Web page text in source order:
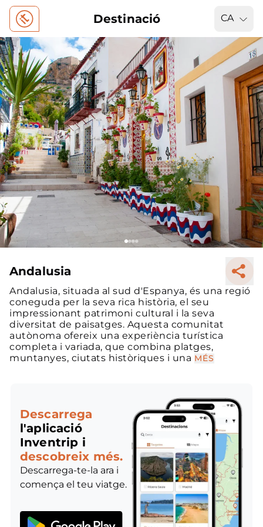
Destinació CA
Andalusia
Andalusia, situada al sud d'Espanya, és una regió
coneguda per la seva rica història, el seu
impressionant patrimoni cultural i la seva
diversitat de paisatges. Aquesta comunitat
autònoma ofereix una experiència turística
completa i variada, que combina platges,
muntanyes, ciutats històriques i una MÉS
Descarrega
l'aplicació
Inventrip i
descobreix més.
Descarrega-te-la ara i
comença el teu viatge.